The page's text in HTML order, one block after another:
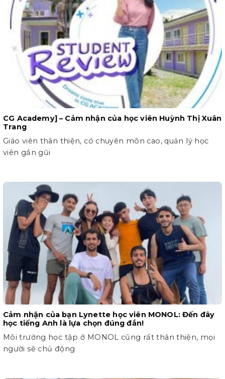
CG Academy] – Cảm nhận của học viên Huỳnh Thị Xuân
Trang
Giáo viên thân thiện, có chuyên môn cao, quản lý học
viên gần gũi
Cảm nhận của bạn Lynette học viên MONOL: Đến đây
học tiếng Anh là lựa chọn đúng đắn!
Môi trường học tập ở MONOL cũng rất thân thiện, mọi
người sẽ chủ động